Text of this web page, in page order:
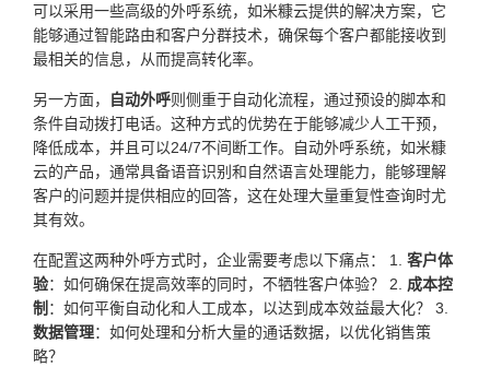
可以采用一些高级的外呼系统，如米糠云提供的解决方案，它
能够通过智能路由和客户分群技术，确保每个客户都能接收到
最相关的信息，从而提高转化率。
另一方面， 自动外呼则侧重于自动化流程，通过预设的脚本和
条件自动拨打电话。这种方式的优势在于能够减少人工干预，
降低成本，并且可以24/7不间断工作。自动外呼系统，如米糠
云的产品，通常具备语音识别和自然语言处理能力，能够理解
客户的问题并提供相应的回答，这在处理大量重复性查询时尤
其有效。
在配置这两种外呼方式时，企业需要考虑以下痛点： 1. 客户体
验：如何确保在提高效率的同时，不牺牲客户体验？ 2. 成本控
制 ：如何平衡自动化和人工成本，以达到成本效益最大化？ 3.
数据管理：如何处理和分析大量的通话数据，以优化销售策
略？